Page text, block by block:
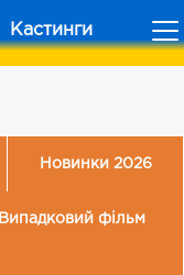
Кастинги
Новинки 2026
Випадковий фільм